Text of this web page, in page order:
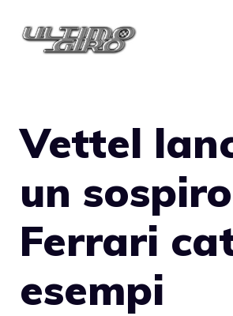
Vettel
un
Ferrari
esempi